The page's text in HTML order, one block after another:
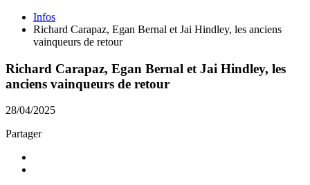
Infos
Richard Carapaz, Egan Bernal et Jai Hindley, les anciens
vainqueurs de retour
Richard Carapaz, Egan Bernal et Jai Hindley, les
anciens vainqueurs de retour
28/04/2025
Partager